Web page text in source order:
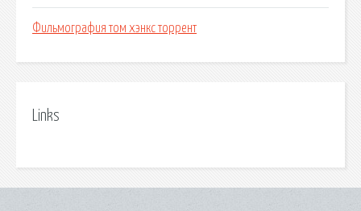
Фильмография том хэнкс торрент
Links